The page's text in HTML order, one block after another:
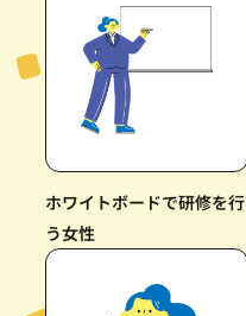
ホワイトボードで研修を行
う女性